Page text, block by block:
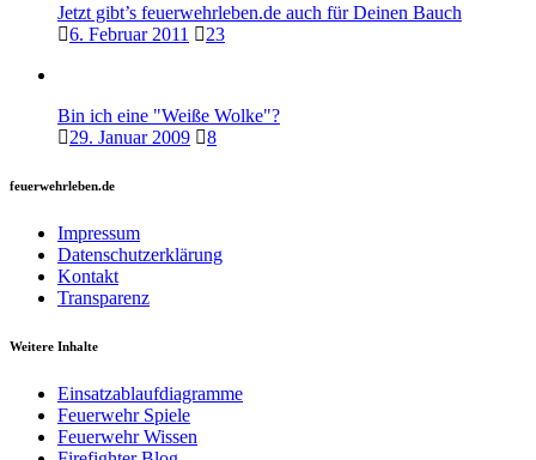
Jetzt gibt’s feuerwehrleben.de auch für Deinen Bauch
6. Februar 2011
23
Bin ich eine "Weiße Wolke"?
29. Januar 2009
8
feuerwehrleben.de
Impressum
Datenschutzerklärung
Kontakt
Transparenz
Weitere Inhalte
Einsatzablaufdiagramme
Feuerwehr Spiele
Feuerwehr Wissen